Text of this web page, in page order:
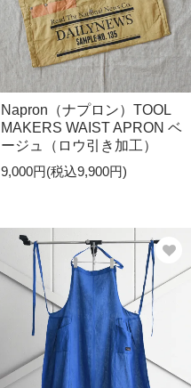
Napron（ナプロン）TOOL
MAKERS WAIST APRON ベ
ージュ（ロウ引き加工）
9,000円(税込9,900円)